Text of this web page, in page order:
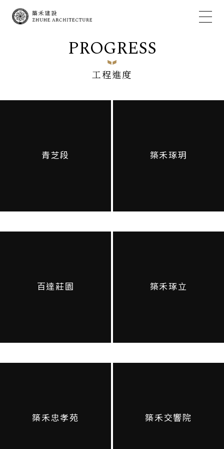
PROGRESS
工程進度
青芝段 築禾琢玥
百達莊園 築禾琢立
築禾忠孝苑 築禾交響院